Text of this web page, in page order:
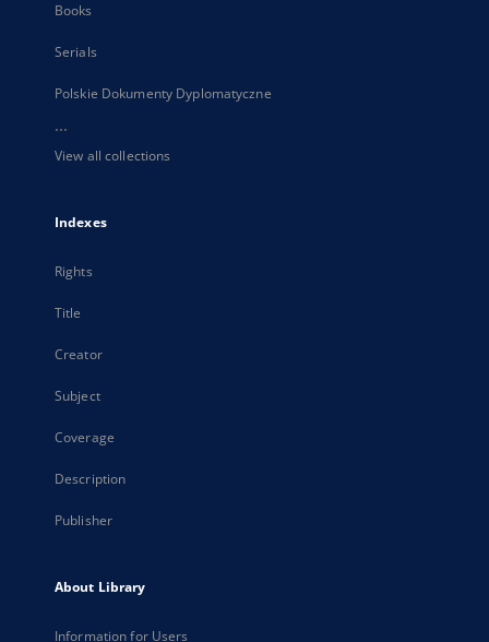
Books
Serials
Polskie Dokumenty Dyplomatyczne
...
View all collections
Indexes
Rights
Title
Creator
Subject
Coverage
Description
Publisher
About Library
Information for Users